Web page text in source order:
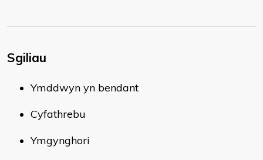
Sgiliau
Ymddwyn yn bendant
Cyfathrebu
Ymgynghori